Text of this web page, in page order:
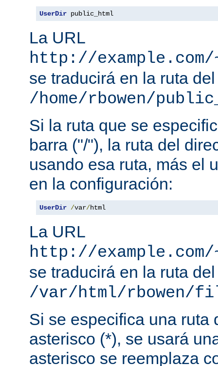
UserDir public_html
La URL
http://
se traducirá en la ruta
/home/rbowen/
Si la ruta que se
barra ("/"), la ruta del
usando esa ruta, más el
en la configuración:
UserDir /var/html
La URL
http://
se traducirá en la ruta
/var/html/rbowen/
Si se especifica una ruta
asterisco (*), se usará
asterisco se reemplaza